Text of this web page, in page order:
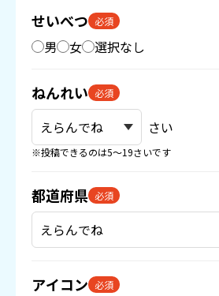
せいべつ 必須
男 女 選択なし
ねんれい 必須
さい
※投稿できるのは5〜19さいです
都道府県 必須
アイコン 必須